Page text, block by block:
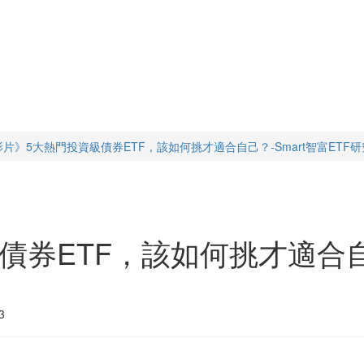
片》5大熱門投資級債券ETF，該如何挑才適合自己？-Smart智富ETF
券ETF，該如何挑才適合